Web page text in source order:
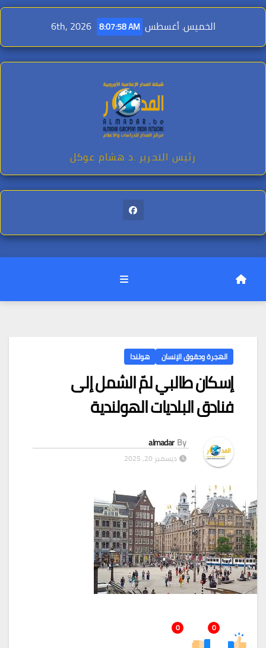
Skip
content
الخميس. أغسطس 6th, 2026 8:08:00 AM
رئيس التحرير .د هشام عوكل
الهجرة وحقوق الإنسان هولندا
إسكان طالبي لمّ الشمل إلى
فنادق البلديات الهولندية
By
almadar
ديسمبر 20, 2025
0
0